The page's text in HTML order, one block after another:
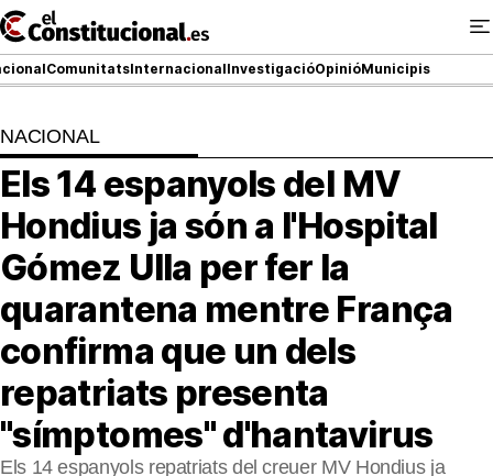
Ir
al
contenido
ComunitatsInternacionalInvestigacióOpinióMunicipis
NACIONAL
COMUNITATS
ElConstitucional TV
MésQueTele
ElConstitucional +
MésQueEstil
MésQuePartits
NACIONAL
Els 14 espanyols del MV
Hondius ja són a l'Hospital
Gómez Ulla per fer la
quarantena mentre França
confirma que un dels
repatriats presenta
"símptomes" d'hantavirus
Els 14 espanyols repatriats del creuer MV Hondius ja